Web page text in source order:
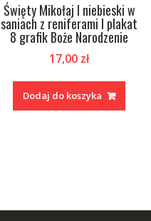
Święty Mikołaj I niebieski w
saniach z reniferami I plakat
8 grafik Boże Narodzenie
17,00 zł
Dodaj do koszyka